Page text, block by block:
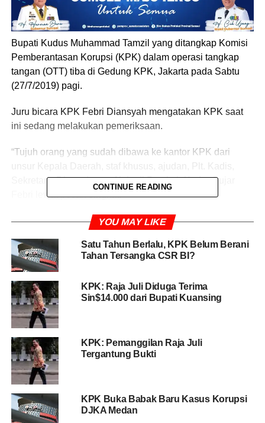
Bupati Kudus Muhammad Tamzil yang ditangkap Komisi
Pemberantasan Korupsi (KPK) dalam operasi tangkap
tangan (OTT) tiba di Gedung KPK, Jakarta pada Sabtu
(27/7/2019) pagi.
Juru bicara KPK Febri Diansyah mengatakan KPK saat
ini sedang melakukan pemeriksaan.
“Tujuh orang yang sudah dibawa ke kantor KPK dari
Sekretaris Dinas dan staf lain di Pemkab Kudus,” ujar
Febri lewat pesan singkat.
Tamzil ditangkap di Kudus dalam OTT pada Jumat
setelah KPK menerima informasi dari masyarakat.
Wakil Ketua KPK Basaria Panjaitan pada Jumat
mengatakan bahwa penangkapan itu dilakukan terkait
pengsian jabatan di Kabupaten Kudus.
BACA JUGA
KPK Dalami Pengaturan Proyek
Bupati Langkat
Dalam OTT, KPK juga mengamankan alat bukti berupa
sejumlah uang sebanyak Rp200 juta dalam pecahan
Rp100 ribu dan Rp50ribu.
CONTINUE READING
YOU MAY LIKE
Satu Tahun Berlalu, KPK Belum Berani
Tahan Tersangka CSR BI?
KPK: Raja Juli Diduga Terima
Sin$14.000 dari Bupati Kuansing
KPK: Pemanggilan Raja Juli
Tergantung Bukti
KPK Buka Babak Baru Kasus Korupsi
DJKA Medan